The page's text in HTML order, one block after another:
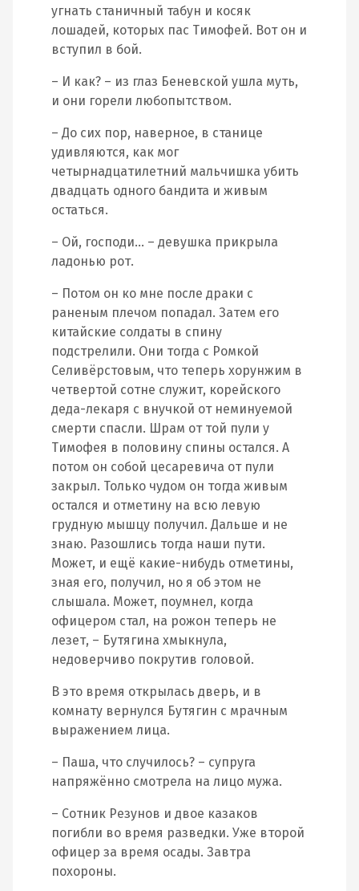
угнать станичный табун и косяк
лошадей, которых пас Тимофей. Вот он и
вступил в бой.
– И как? – из глаз Беневской ушла муть,
и они горели любопытством.
– До сих пор, наверное, в станице
удивляются, как мог
четырнадцатилетний мальчишка убить
двадцать одного бандита и живым
остаться.
– Ой, господи… – девушка прикрыла
ладонью рот.
– Потом он ко мне после драки с
раненым плечом попадал. Затем его
китайские солдаты в спину
подстрелили. Они тогда с Ромкой
Селивёрстовым, что теперь хорунжим в
четвертой сотне служит, корейского
деда-лекаря с внучкой от неминуемой
смерти спасли. Шрам от той пули у
Тимофея в половину спины остался. А
потом он собой цесаревича от пули
закрыл. Только чудом он тогда живым
остался и отметину на всю левую
грудную мышцу получил. Дальше и не
знаю. Разошлись тогда наши пути.
Может, и ещё какие-нибудь отметины,
зная его, получил, но я об этом не
слышала. Может, поумнел, когда
офицером стал, на рожон теперь не
лезет, – Бутягина хмыкнула,
недоверчиво покрутив головой.
В это время открылась дверь, и в
комнату вернулся Бутягин с мрачным
выражением лица.
– Паша, что случилось? – супруга
напряжённо смотрела на лицо мужа.
– Сотник Резунов и двое казаков
погибли во время разведки. Уже второй
офицер за время осады. Завтра
похороны.